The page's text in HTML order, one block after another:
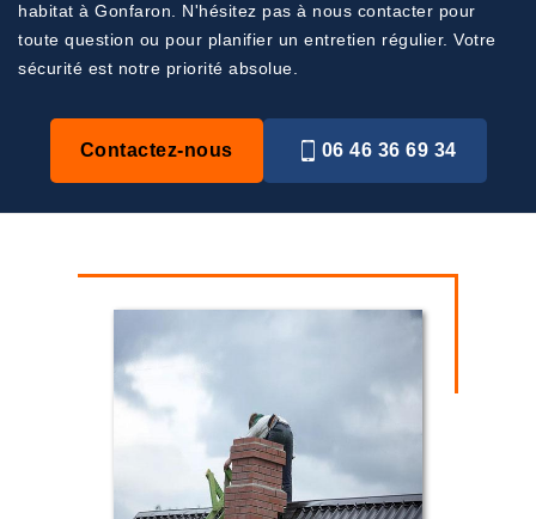
habitat à Gonfaron. N'hésitez pas à nous contacter pour
toute question ou pour planifier un entretien régulier. Votre
sécurité est notre priorité absolue.
Contactez-nous 06 46 36 69 34